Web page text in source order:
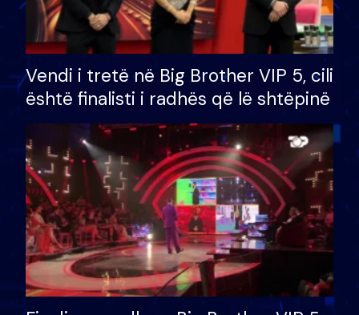
Vendi i tretë në Big Brother VIP 5, cili
është finalisti i radhës që lë shtëpinë